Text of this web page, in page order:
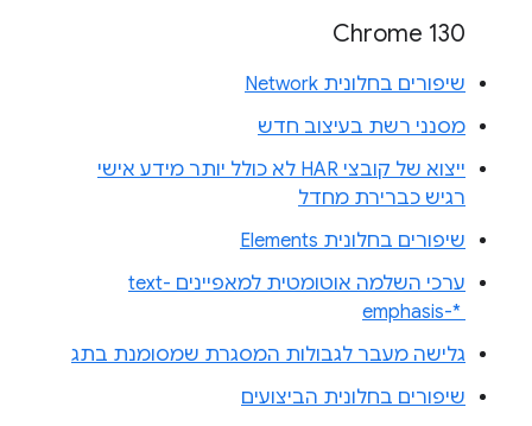
Chrome 130
שיפורים בחלונית Network
מסנני רשת בעיצוב חדש
ייצוא של קובצי HAR לא כולל יותר מידע אישי
רגיש כברירת מחדל
שיפורים בחלונית Elements
ערכי השלמה אוטומטית למאפיינים text-
emphasis-* ‎
גלישה מעבר לגבולות המסגרת שמסומנת בתג
שיפורים בחלונית הביצועים